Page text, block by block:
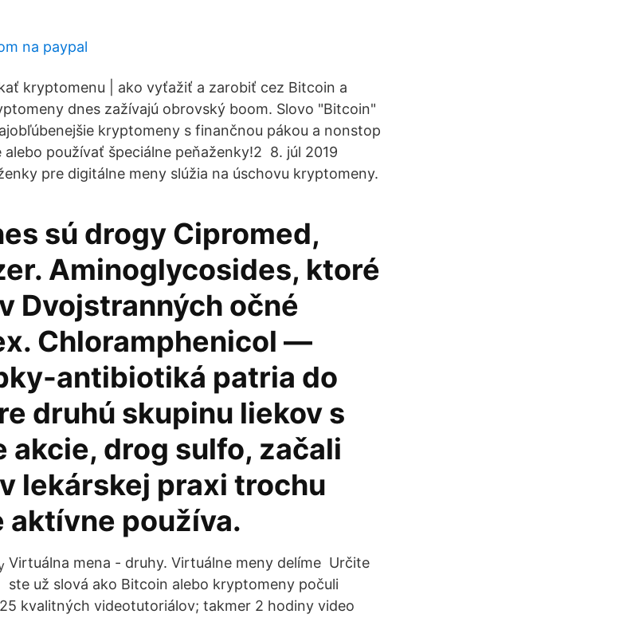
na paypal
kryptomenu | ako vyťažiť a zarobiť cez Bitcoin a
dnes zažívajú obrovský boom. Slovo "Bitcoin"
kryptomeny s finančnou pákou a nonstop
používať špeciálne peňaženky!2 8. júl 2019
pre digitálne meny slúžia na úschovu kryptomeny.
sú drogy Cipromed,
Aminoglycosides, ktoré
Dvojstranných očné
Chloramphenicol —
antibiotiká patria do
druhú skupinu liekov s
drog sulfo, začali
lekárskej praxi trochu
aktívne používa.
Virtuálna mena - druhy. Virtuálne meny delíme Určite
ste už slová ako Bitcoin alebo kryptomeny počuli
kvalitných videotutoriálov; takmer 2 hodiny video